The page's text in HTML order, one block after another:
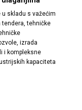
skladu s važećim
tendera, tehničke
izrada
i kompleksne
kapaciteta